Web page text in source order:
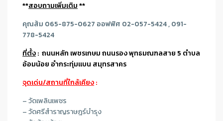
**สอบถามเพิ่มเติม**
คุณส้ม 065-875-0627 ออฟฟิศ 02-057-5424 , 091-
778-5424
ที่ตั้ง: ถนนหลัก เพชรเกษม ถนนรอง พุทธมณฑลสาย 5 ตำบล
อ้อมน้อย อำกระทุ่มแบน สมุทรสาคร
จุดเด่น/สถานที่ใกล้เคียง:
– วัดเพลินเพชร
– วัดศรีสำราญราษฎร์บำรุง